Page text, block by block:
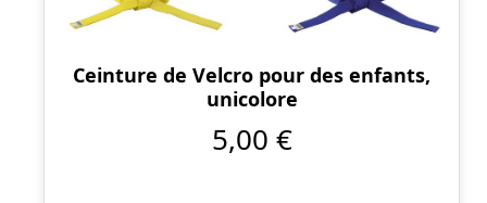
Ceinture de Velcro pour des enfants,
unicolore
5,00 €